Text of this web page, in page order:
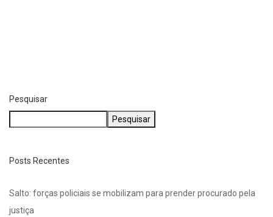
Pesquisar
Pesquisar
Posts Recentes
Salto: forças policiais se mobilizam para prender procurado pela
justiça